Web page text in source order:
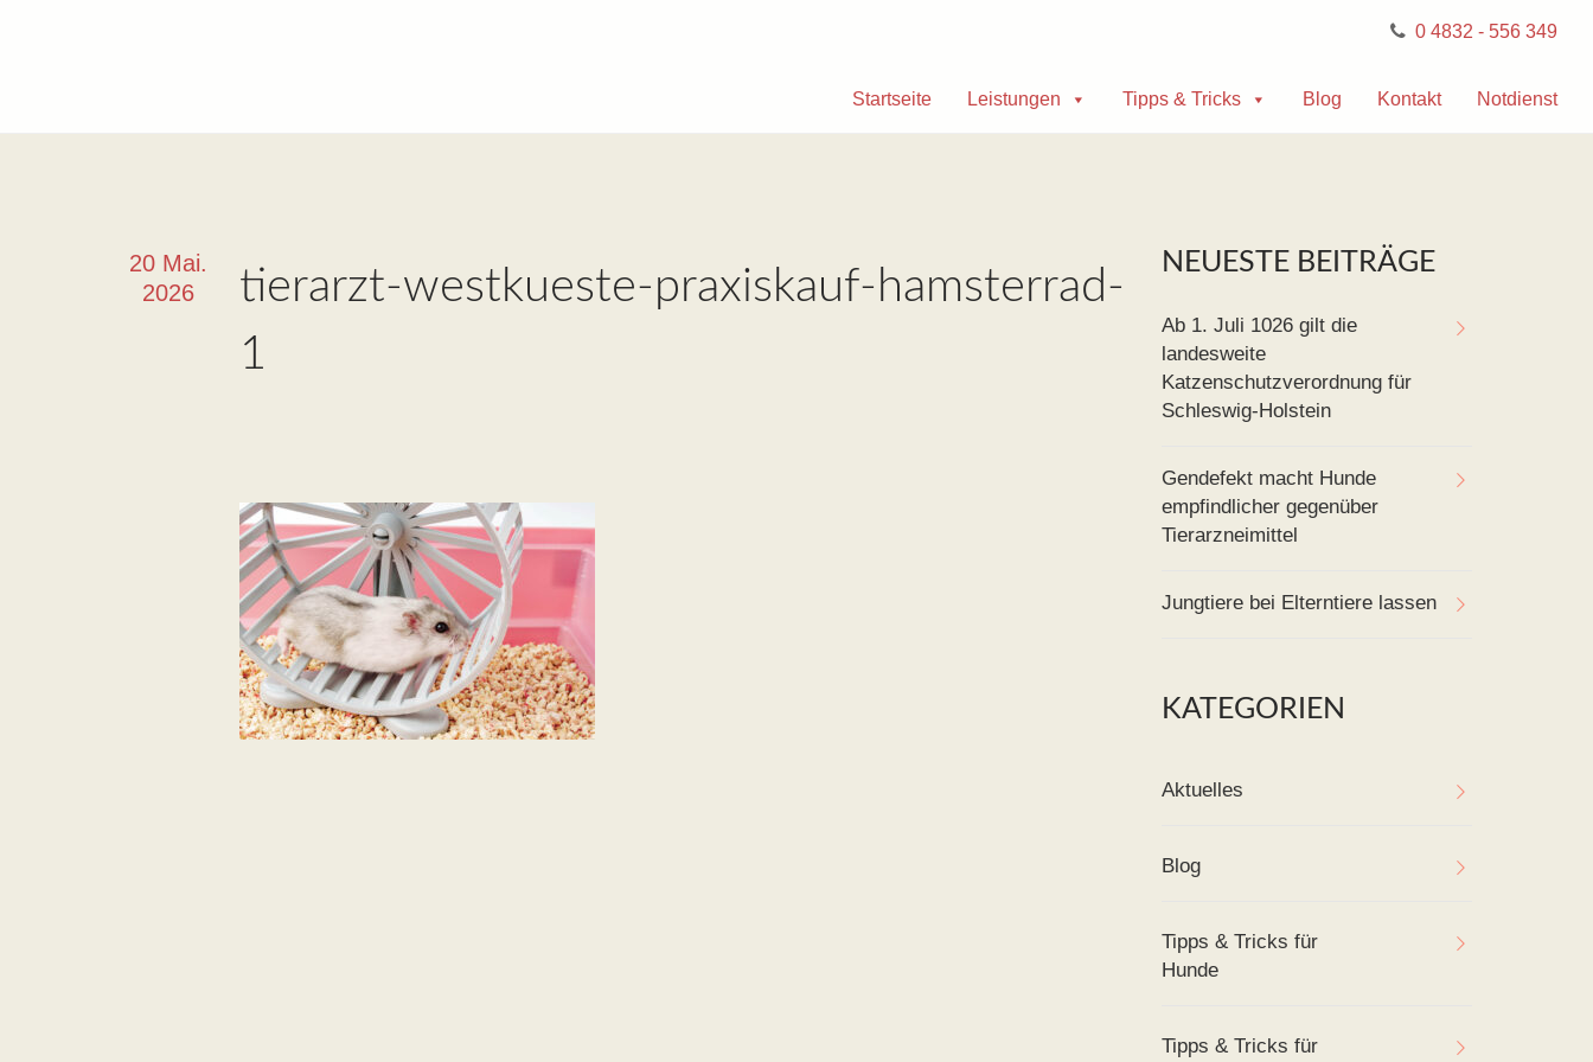
0 4832 - 556 349
Startseite Leistungen Tipps & Tricks Blog Kontakt Notdienst
20 Mai.
2026
tierarzt-westkueste-praxiskauf-hamsterrad-
1
NEUESTE BEITRÄGE
Ab 1. Juli 1026 gilt die
landesweite
Katzenschutzverordnung für
Schleswig-Holstein
Gendefekt macht Hunde
empfindlicher gegenüber
Tierarzneimittel
Jungtiere bei Elterntiere lassen
KATEGORIEN
Aktuelles
Blog
Tipps & Tricks für
Hunde
Tipps & Tricks für